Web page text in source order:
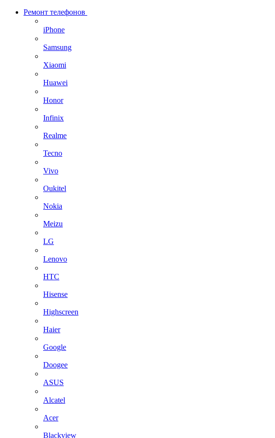
Ремонт телефонов
iPhone
Samsung
Xiaomi
Huawei
Honor
Infinix
Realme
Tecno
Vivo
Oukitel
Nokia
Meizu
LG
Lenovo
HTC
Hisense
Highscreen
Haier
Google
Doogee
ASUS
Alcatel
Acer
Blackview